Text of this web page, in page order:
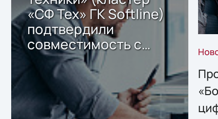
«СФ Тех» ГК Softline)
подтвердили
совместимость с
решением Sharx
Storage 2.x для
хранения данных